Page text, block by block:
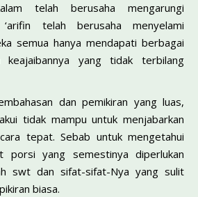
telah berusaha mengarungi
telah berusaha menyelami
semua hanya mendapati berbagai
keajaibannya yang tidak terbilang
dan pemikiran yang luas,
tidak mampu untuk menjabarkan
tepat. Sebab untuk mengetahui
porsi yang semestinya diperlukan
swt dan sifat-sifat-Nya yang sulit
biasa.